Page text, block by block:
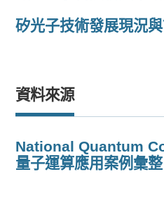
矽光子技術發展現況
資料來源
National Quantum
量子運算應用案例彙整